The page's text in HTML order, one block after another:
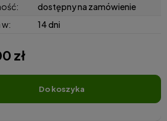
dostępny na zamówienie
w:
14 dni
zł
do koszyka